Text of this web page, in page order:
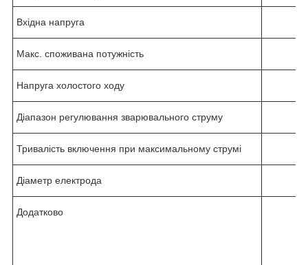
Вхідна напруга
Макс. споживана потужність
Напруга холостого ходу
Діапазон регулювання зварювального струму
Тривалість включення при максимальному струмі
Діаметр електрода
Додатково